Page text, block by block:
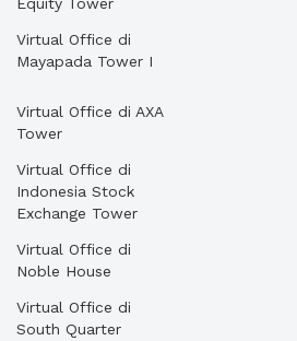
Virtual Office di
Mayapada Tower I
Virtual Office di AXA
Tower
Virtual Office di
Indonesia Stock
Exchange Tower
Virtual Office di
Noble House
Virtual Office di
South Quarter